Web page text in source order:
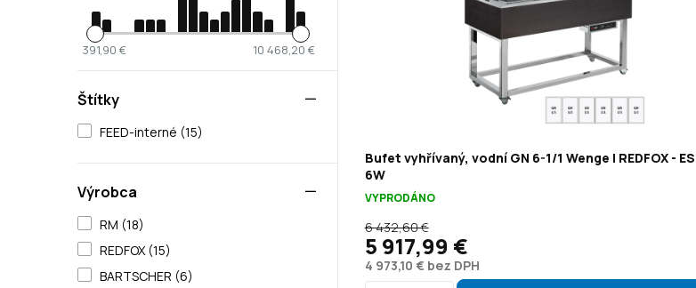
391,90 € 10 468,20 €
Štítky
FEED-interné (15)
Výrobca
RM (18)
REDFOX (15)
BARTSCHER (6)
Bufet vyhřívaný, vodní GN 6-1/1 Wenge | REDFOX - ES
6W
VYPRODÁNO
4 973,10 € bez DPH
6 432,60 €
5 917,99 €